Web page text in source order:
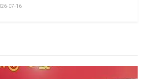
07-16